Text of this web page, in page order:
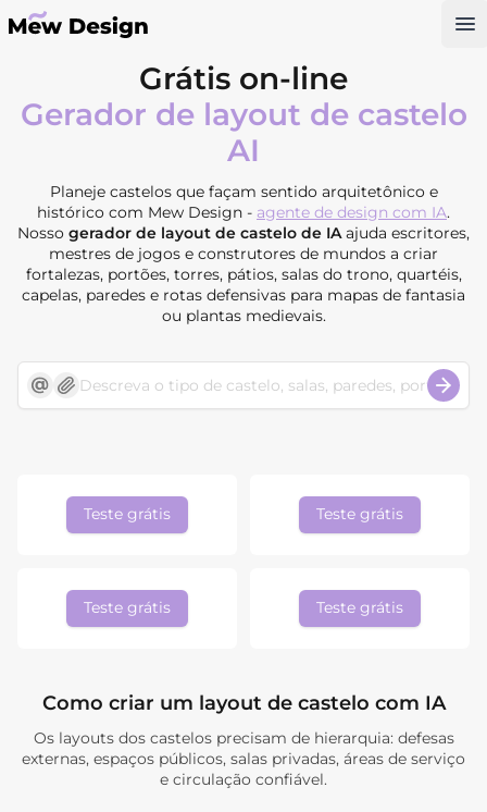
Grátis on-line
Gerador de layout de castelo
AI
Planeje castelos que façam sentido arquitetônico e
histórico com Mew Design - agente de design com IA.
Nosso gerador de layout de castelo de IAajuda escritores,
mestres de jogos e construtores de mundos a criar
fortalezas, portões, torres, pátios, salas do trono, quartéis,
capelas, paredes e rotas defensivas para mapas de fantasia
ou plantas medievais.
Teste grátis Teste grátis
Teste grátis Teste grátis
Como criar um layout de castelo com IA
Os layouts dos castelos precisam de hierarquia: defesas
externas, espaços públicos, salas privadas, áreas de serviço
e circulação confiável.